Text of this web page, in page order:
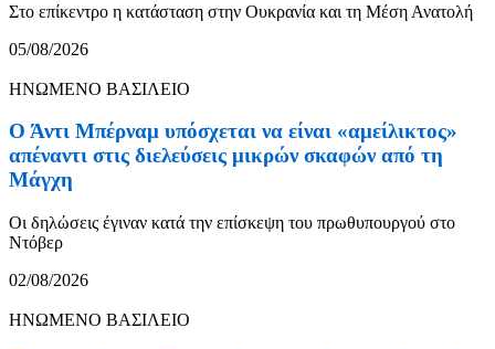
Στο επίκεντρο η κατάσταση στην Ουκρανία και τη Μέση Ανατολή
05/08/2026
ΗΝΩΜΕΝΟ ΒΑΣΙΛΕΙΟ
Ο Άντι Μπέρναμ υπόσχεται να είναι «αμείλικτος»
απέναντι στις διελεύσεις μικρών σκαφών από τη
Μάγχη
Οι δηλώσεις έγιναν κατά την επίσκεψη του πρωθυπουργού στο
Ντόβερ
02/08/2026
ΗΝΩΜΕΝΟ ΒΑΣΙΛΕΙΟ